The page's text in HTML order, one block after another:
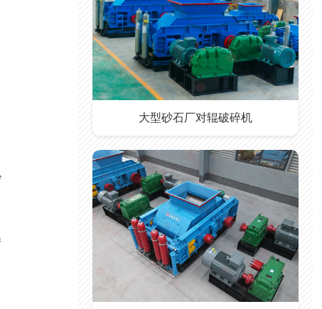
大型砂石厂对辊破碎机